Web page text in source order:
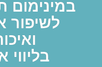
במינימום
לשיפור